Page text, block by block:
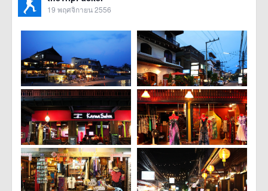
19 พฤศจิกายน 2556